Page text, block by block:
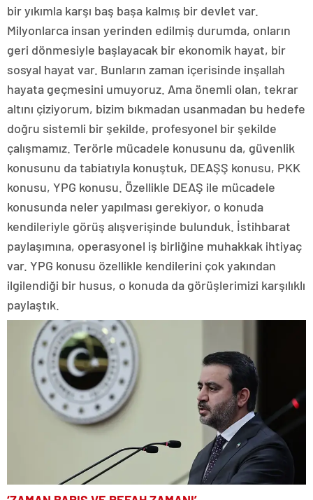
bir yıkımla karşı baş başa kalmış bir devlet var.
Milyonlarca insan yerinden edilmiş durumda, onların
geri dönmesiyle başlayacak bir ekonomik hayat, bir
sosyal hayat var. Bunların zaman içerisinde inşallah
hayata geçmesini umuyoruz. Ama önemli olan, tekrar
altını çiziyorum, bizim bıkmadan usanmadan bu hedefe
doğru sistemli bir şekilde, profesyonel bir şekilde
çalışmamız. Terörle mücadele konusunu da, güvenlik
konusunu da tabiatıyla konuştuk, DEAŞŞ konusu, PKK
konusu, YPG konusu. Özellikle DEAŞ ile mücadele
konusunda neler yapılması gerekiyor, o konuda
kendileriyle görüş alışverişinde bulunduk. İstihbarat
paylaşımına, operasyonel iş birliğine muhakkak ihtiyaç
var. YPG konusu özellikle kendilerini çok yakından
ilgilendiği bir husus, o konuda da görüşlerimizi karşılıklı
paylaştık.